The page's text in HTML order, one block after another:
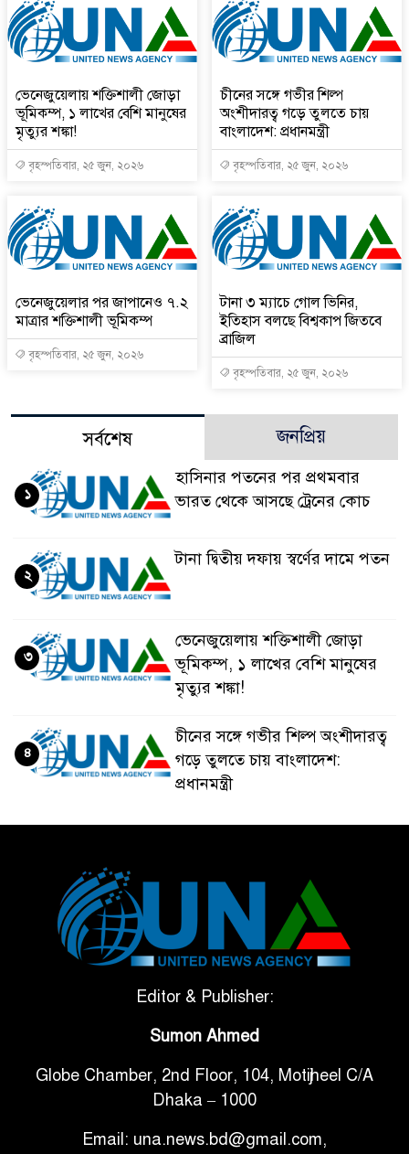
ভেনেজুয়েলায় শক্তিশালী জোড়া
ভূমিকম্প, ১ লাখের বেশি মানুষের
মৃত্যুর শঙ্কা!
বৃহস্পতিবার, ২৫ জুন, ২০২৬
চীনের সঙ্গে গভীর শিল্প
অংশীদারত্ব গড়ে তুলতে চায়
বাংলাদেশ: প্রধানমন্ত্রী
বৃহস্পতিবার, ২৫ জুন, ২০২৬
ভেনেজুয়েলার পর জাপানেও ৭.২
মাত্রার শক্তিশালী ভূমিকম্প
বৃহস্পতিবার, ২৫ জুন, ২০২৬
টানা ৩ ম্যাচে গোল ভিনির,
ইতিহাস বলছে বিশ্বকাপ জিতবে
ব্রাজিল
বৃহস্পতিবার, ২৫ জুন, ২০২৬
সর্বশেষ জনপ্রিয়
হাসিনার পতনের পর প্রথমবার
ভারত থেকে আসছে ট্রেনের কোচ
১
টানা দ্বিতীয় দফায় স্বর্ণের দামে পতন
২
ভেনেজুয়েলায় শক্তিশালী জোড়া
ভূমিকম্প, ১ লাখের বেশি মানুষের
মৃত্যুর শঙ্কা!
৩
চীনের সঙ্গে গভীর শিল্প অংশীদারত্ব
গড়ে তুলতে চায় বাংলাদেশ:
প্রধানমন্ত্রী
৪
টানা ৩ ম্যাচে গোল ভিনির, ইতিহাস
বলছে বিশ্বকাপ জিতবে ব্রাজিল
সরকারি ৩শ কেজি বই বিক্রির
গাড়ি বিক্রির পর মালিকানা
পরিবর্তনে কঠোর নির্দেশনা
Editor & Publisher:
Sumon Ahmed
Globe Chamber, 2nd Floor, 104, Motijheel C/A
Dhaka – 1000
Email: una.news.bd@gmail.com,